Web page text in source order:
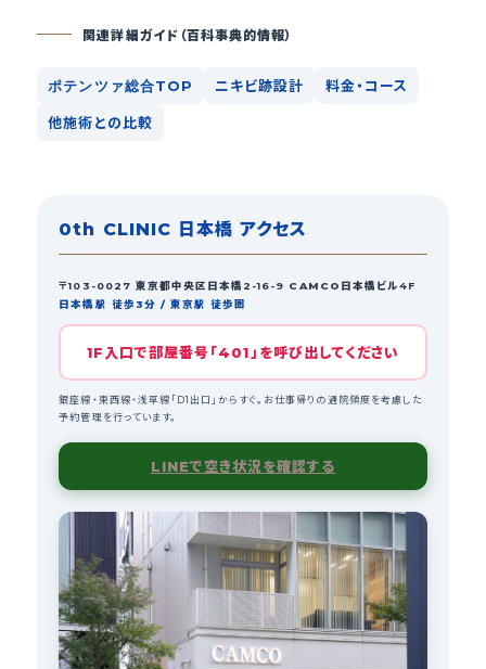
関連詳細ガイド（百科事典的情報）
ポテンツァ総合TOP ニキビ跡設計 料金・コース
他施術との比較
0th CLINIC 日本橋 アクセス
〒103-0027 東京都中央区日本橋 2-16-9 CAMCO日本橋ビル4F
日本橋駅 徒歩3分 / 東京駅 徒歩圏
1F入口で部屋番号「401」を呼び出してください
銀座線・東西線・浅草線「D1出口」からすぐ。お仕事帰りの通院頻度を考慮した
予約管理を行っています。
LINEで空き状況を確認する